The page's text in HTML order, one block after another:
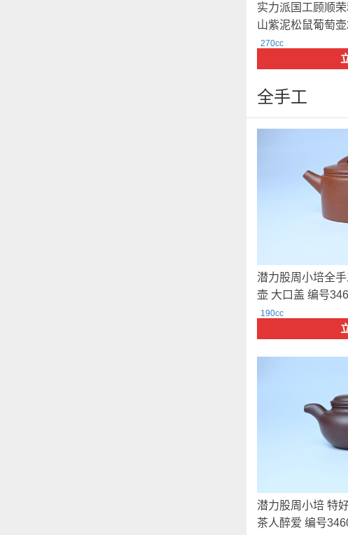
实力派国工顾顺
山紫泥松鼠葡萄
定制
270cc
全手工
潜力股周小培全
壶 大口盖 编号
190cc
潜力股周小培 特
茶人醉爱 编号